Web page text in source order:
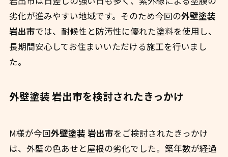
劣化が進みやすい地域です。そのため今回の外壁塗装
岩出市では、耐候性と防汚性に優れた塗料を使用し、
長期間安心してお住まいいただける施工を行いまし
た。
外壁塗装 岩出市を検討されたきっかけ
M様が今回外壁塗装 岩出市をご検討されたきっかけ
は、外壁の色あせと屋根の劣化でした。築年数が経過